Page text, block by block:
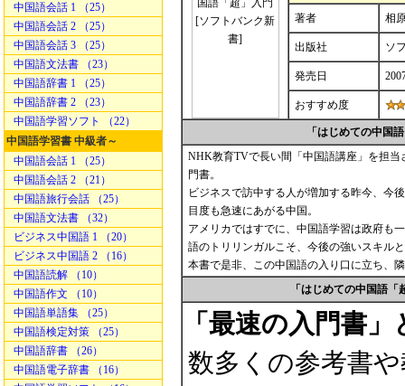
中国語会話 1 （25）
中国語会話 2 （25）
中国語会話 3 （25）
中国語文法書 （23）
中国語辞書 1 （25）
中国語辞書 2 （23）
中国語学習ソフト （22）
中国語学習書 中級者～
中国語会話 1 （25）
中国語会話 2 （21）
中国語旅行会話 （25）
中国語文法書 （32）
ビジネス中国語 1 （20）
ビジネス中国語 2 （16）
中国語読解 （10）
中国語作文 （10）
中国語単語集 （25）
中国語検定対策 （25）
中国語辞書 （26）
中国語電子辞書 （16）
著者 相
出版社 ソ
発売日
おすすめ度
「はじめての中国
NHK教育TVで長い間「中国語講座」を担
門書。
ビジネスで訪中する人が増加する昨今、今
目度も急速にあがる中国。
アメリカではすでに、中国語学習は政府も
語のトリリンガルこそ、今後の強いスキル
本書で是非、この中国語の入り口に立ち、
「はじめての中国語
「最速の入門書
数多くの参考書